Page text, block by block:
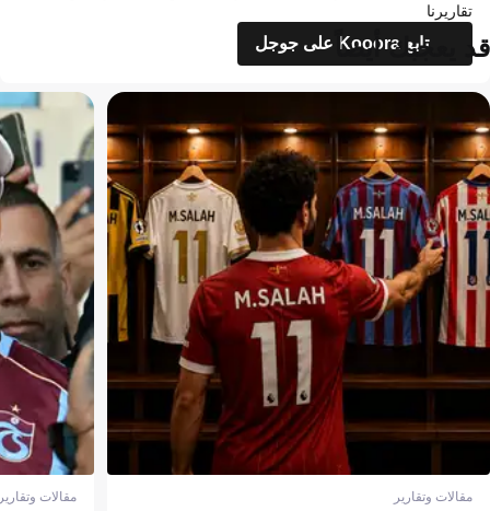
تقاريرنا
تابع Kooora على جوجل
قد يعجبك أيضاً
مقالات وتقارير مقالات